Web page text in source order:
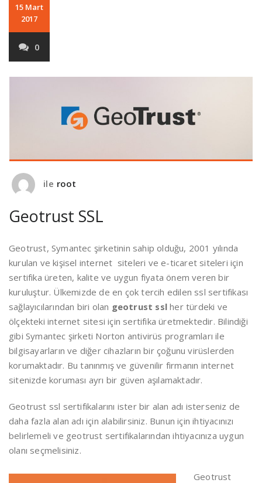
15 Mart
2017
0
ile root
Geotrust SSL
Geotrust, Symantec şirketinin sahip olduğu, 2001 yılında
kurulan ve kişisel internet siteleri ve e-ticaret siteleri için
sertifika üreten, kalite ve uygun fiyata önem veren bir
kuruluştur. Ülkemizde de en çok tercih edilen ssl sertifikası
sağlayıcılarından biri olan geotrust ssl her türdeki ve
ölçekteki internet sitesi için sertifika üretmektedir. Bilindiği
gibi Symantec şirketi Norton antivirüs programları ile
bilgisayarların ve diğer cihazların bir çoğunu virüslerden
korumaktadır. Bu tanınmış ve güvenilir firmanın internet
sitenizde koruması ayrı bir güven aşılamaktadır.
Geotrust ssl sertifikalarını ister bir alan adı isterseniz de
daha fazla alan adı için alabilirsiniz. Bunun için ihtiyacınızı
belirlemeli ve geotrust sertifikalarından ihtiyacınıza uygun
olanı seçmelisiniz.
Geotrust